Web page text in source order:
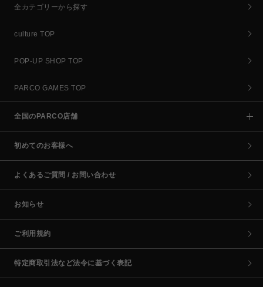
全カテゴリーから探す
culture TOP
POP-UP SHOP TOP
PARCO GAMES TOP
全国のPARCO店舗
初めてのお客様へ
よくあるご質問 / お問い合わせ
お知らせ
ご利用規約
特定商取引法など法令に基づく表記